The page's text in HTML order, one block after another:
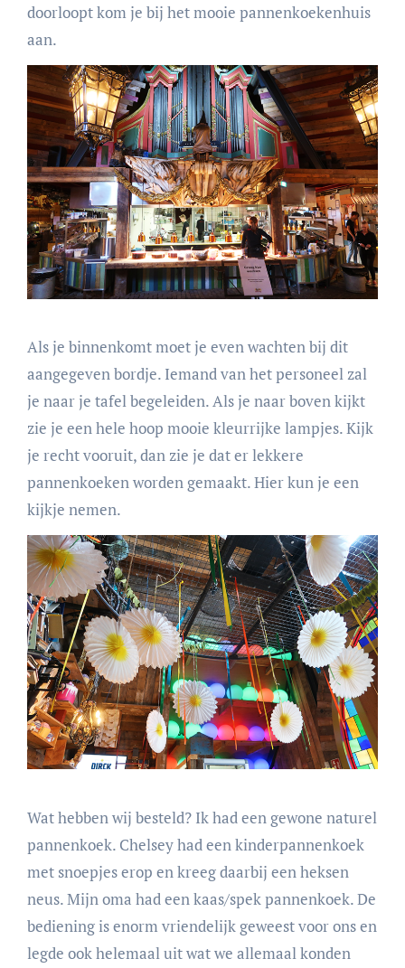
doorloopt kom je bij het mooie pannenkoekenhuis
aan.
Als je binnenkomt moet je even wachten bij dit
aangegeven bordje. Iemand van het personeel zal
je naar je tafel begeleiden. Als je naar boven kijkt
zie je een hele hoop mooie kleurrijke lampjes. Kijk
je recht vooruit, dan zie je dat er lekkere
pannenkoeken worden gemaakt. Hier kun je een
kijkje nemen.
Wat hebben wij besteld? Ik had een gewone naturel
pannenkoek. Chelsey had een kinderpannenkoek
met snoepjes erop en kreeg daarbij een heksen
neus. Mijn oma had een kaas/spek pannenkoek. De
bediening is enorm vriendelijk geweest voor ons en
legde ook helemaal uit wat we allemaal konden